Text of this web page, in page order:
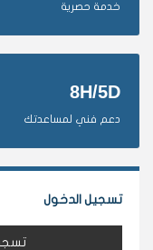
خدمة حصرية
8H/5D
دعم فني لمساعدتك
تسجيل الدخول